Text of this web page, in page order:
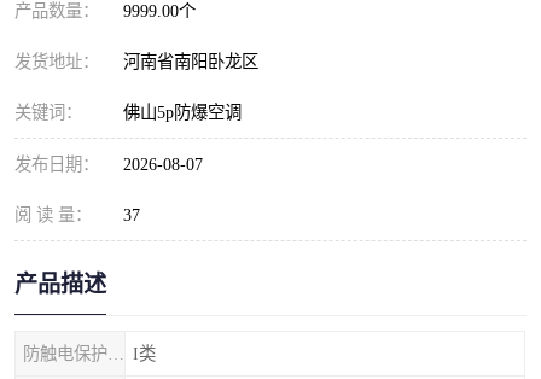
产品数量： 9999.00个
发货地址： 河南省南阳卧龙区
关键词： 佛山5p防爆空调
发布日期： 2026-08-07
阅 读 量： 37
产品描述
I类